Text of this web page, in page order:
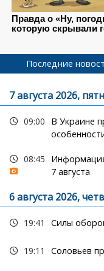
Последние
7 августа 2026,
09:00
В Украине
08:45
7 августа
6 августа 2026,
19:41 Силы
19:11 Соловьев